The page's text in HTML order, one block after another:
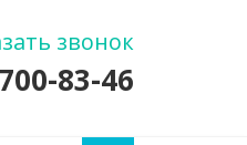
звонок
83-46